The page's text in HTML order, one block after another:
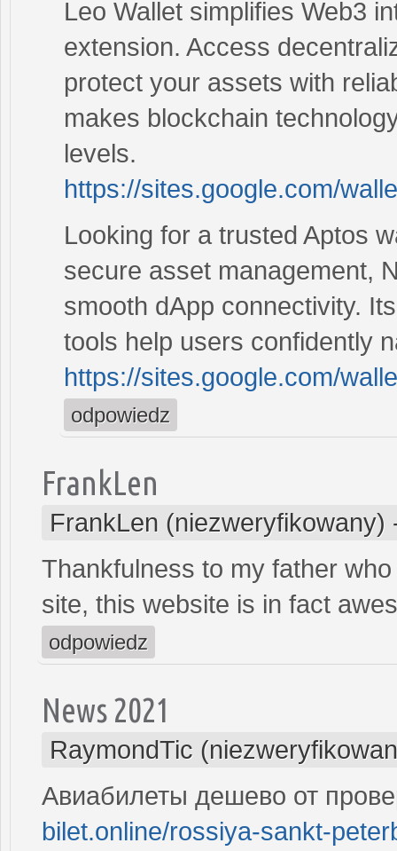
Leo Wallet simplifies Web3
extension. Access
protect your assets with
makes blockchain
levels.
https://sites.google.com/
Looking for a trusted Aptos
secure asset management,
smooth dApp connectivity.
tools help users confidently
https://sites.google.com/
odpowiedz
FrankLen
FrankLen (niezweryfikowany)
Thankfulness to my father
site, this website is in fact
odpowiedz
News 2021
RaymondTic
Авиабилеты дешево от
bilet.online/rossiya-sankt-